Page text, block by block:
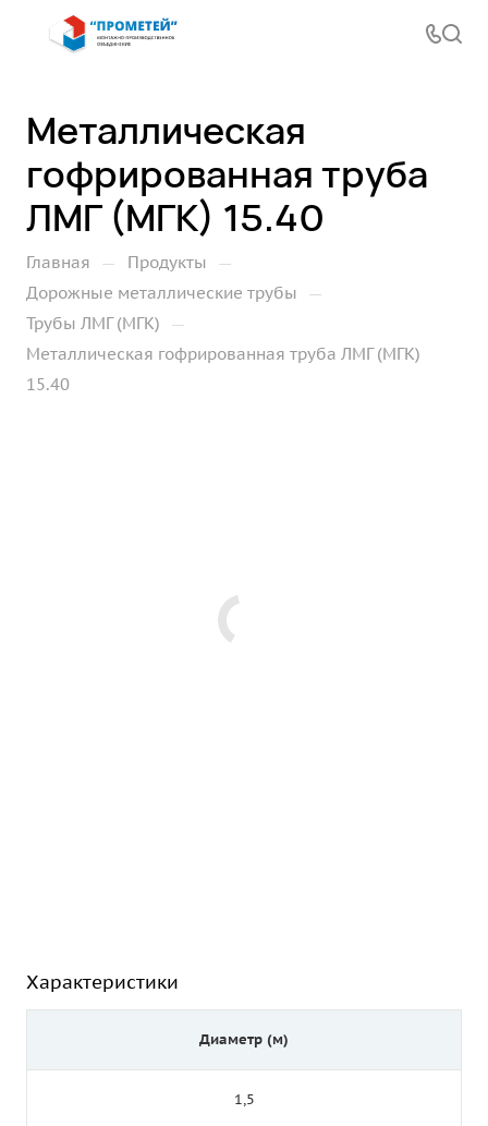
Металлическая
гофрированная труба
ЛМГ (МГК) 15.40
Главная — Продукты —
Дорожные металлические трубы —
Трубы ЛМГ (МГК) —
Металлическая гофрированная труба ЛМГ (МГК)
15.40
Характеристики
Диаметр (м)
1,5